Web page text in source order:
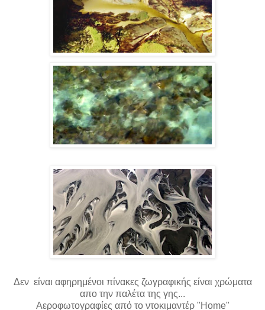
Δεν είναι αφηρημένοι πίνακες ζωγραφικής είναι χρώματα
απο την παλέτα της γης...
Αεροφωτογραφίες από το ντοκιμαντέρ "Home"